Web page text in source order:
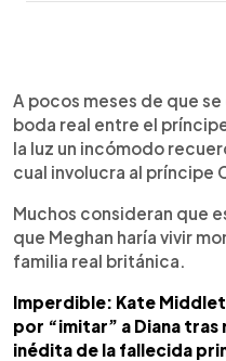
Escuchar
A pocos meses de que
boda real entre el
la luz un incómodo
cual involucra al príncipe
Muchos consideran que
que Meghan haría vivir
familia real británica.
Imperdible: Kate
por “imitar” a Diana
inédita de la fallecida